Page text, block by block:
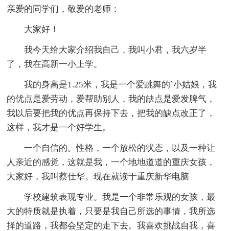
亲爱的同学们，敬爱的老师：
大家好！
我今天给大家介绍我自己，我叫小君，我六岁半
了，我在高新一小上学。
我的身高是1.25米，我是一个爱跳舞的`小姑娘，我
的优点是爱劳动，爱帮助别人，我的缺点是爱发脾气，
我以后要把我的优点再保持下去，把我的缺点改正了，
这样，我才是一个好学生。
一个自信的。性格，一个放松的状态，以及一种让
人亲近的感觉，这就是我，一个地地道道的重庆女孩，
大家好，我叫蔡仕华。现在就读于重庆新华电脑
学校建筑表现专业。我是一个非常乐观的女孩，最
大的特质就是执着，只要是我自己所选的事情，我所选
择的道路，我都会坚定的走下去。我喜欢挑战自我，喜